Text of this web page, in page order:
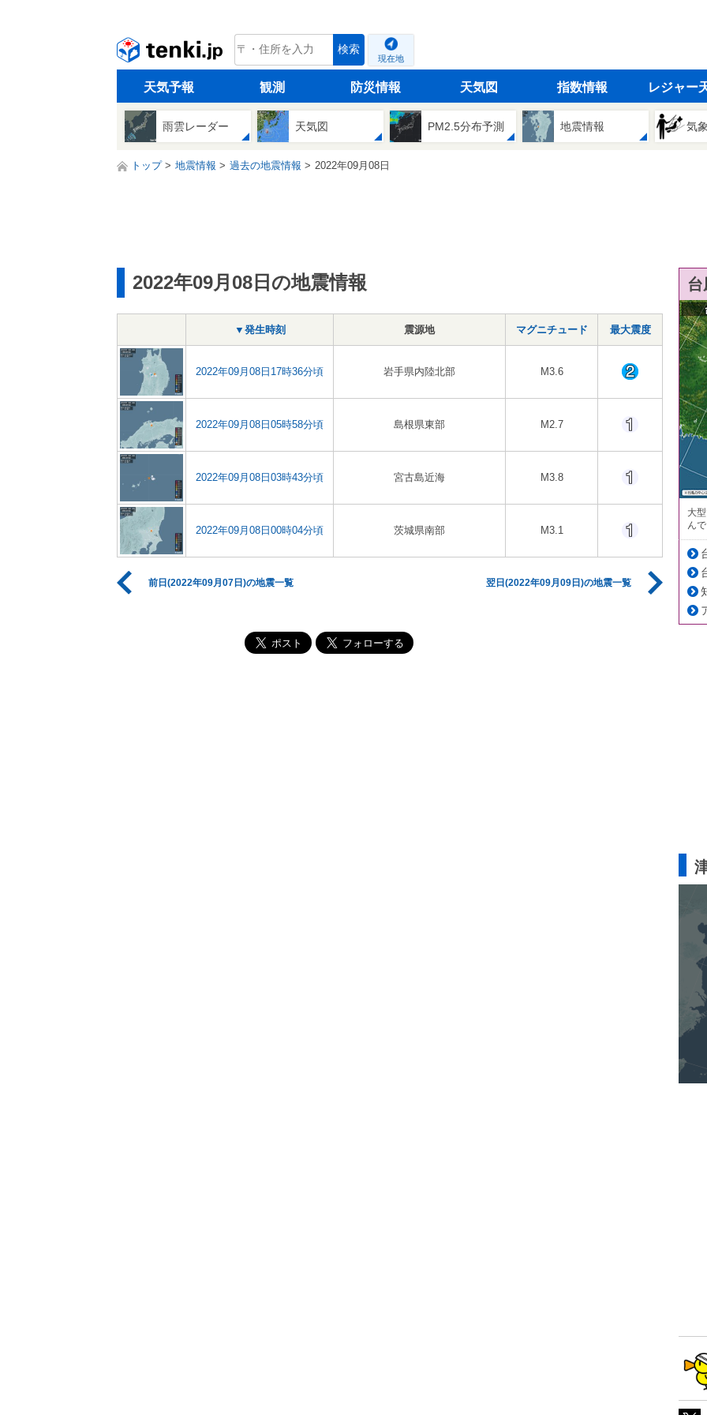
tenki.jp 検索
現在地
天気予報 観測 防災情報 天気図 指数情報 レジャー
雨雲レーダー 天気図 PM2.5分布予測 地震情報 気
トップ 地震情報 過去の地震情報 2022年09月08日
2022年09月08日の地震情報
▼発生時刻 震源地 マグニチュード 最大震度
2022年09月08日17時36分頃 岩手県内陸北部 M3.6
2022年09月08日05時58分頃 島根県東部 M2.7
2022年09月08日03時43分頃 宮古島近海 M3.8
2022年09月08日00時04分頃 茨城県南部 M3.1
前日(2022年09月07日)の地震一覧 翌日(2022年09月09日)の地震一覧
大
ん